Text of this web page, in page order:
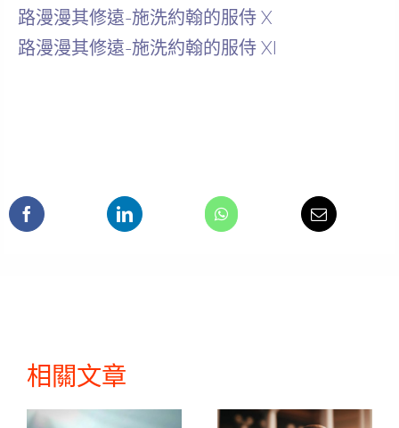
路漫漫其修遠-施洗約翰的服侍 X
路漫漫其修遠-施洗約翰的服侍 XI
相關文章